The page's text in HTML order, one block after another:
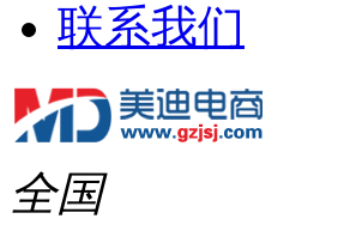
联系我们
全国